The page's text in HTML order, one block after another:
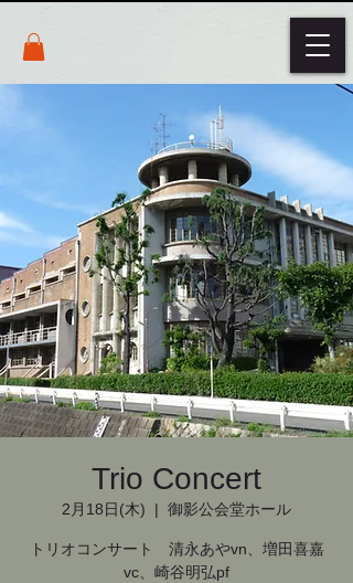
Trio Concert
2月18日(木)
  |
御影公会堂ホール
トリオコンサート 清永あやvn、増田喜嘉
vc、崎谷明弘pf